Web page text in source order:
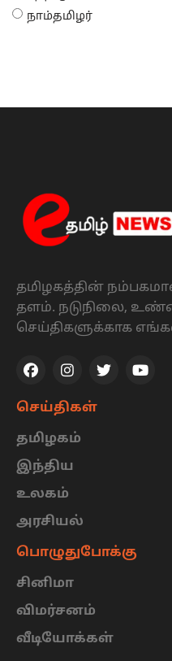
நாம்தமிழர்
தமிழகத்தின்
தளம். நடுநிலை,
செய்திகளுக்காக
செய்திகள்
தமிழகம்
இந்திய
உலகம்
அரசியல்
பொழுதுபோக்கு
சினிமா
விமர்சனம்
வீடியோக்கள்